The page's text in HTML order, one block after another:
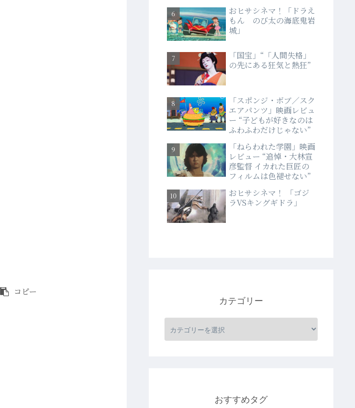
コピー
おヒサシネマ！「ドラえ
もん のび太の海底鬼岩
城」
「国宝」“「人間失格」
の先にある狂気と熱狂”
「スポンジ・ボブ／スク
エアパンツ」映画レビュ
ー “子どもが好きなのは
ふわふわだけじゃない”
「ねらわれた学園」映画
レビュー “追悼・大林宣
彦監督 イカれた巨匠の
フィルムは色褪せない”
おヒサシネマ！ 「ゴジ
ラVSキングギドラ」
カテゴリー
おすすめタグ